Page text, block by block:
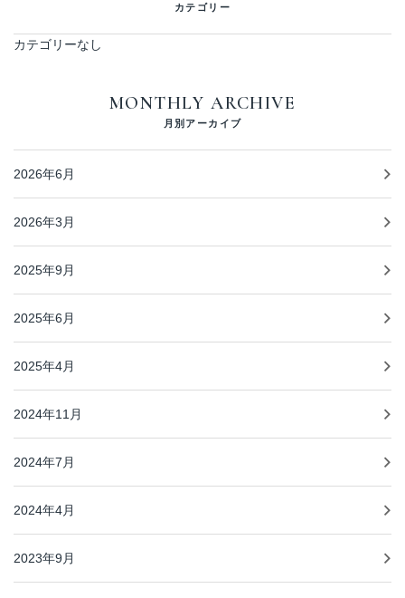
カテゴリー
カテゴリーなし
MONTHLY ARCHIVE
月別アーカイブ
2026年6月
2026年3月
2025年9月
2025年6月
2025年4月
2024年11月
2024年7月
2024年4月
2023年9月